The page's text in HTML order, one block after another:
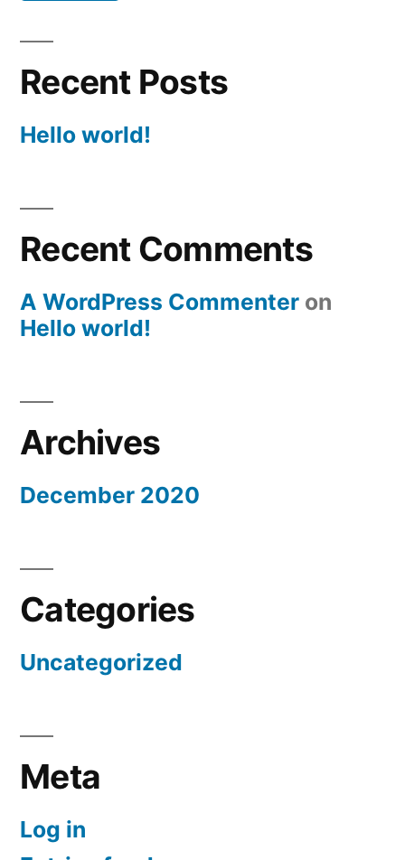
Recent Posts
Hello world!
Recent Comments
A WordPress Commenter on
Hello world!
Archives
December 2020
Categories
Uncategorized
Meta
Log in